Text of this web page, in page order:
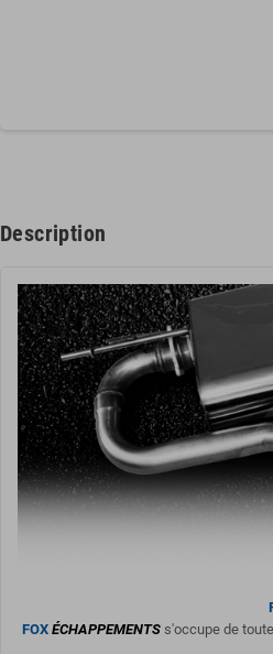
Description
FOX ÉCHAPPEMENTSs'occupe de